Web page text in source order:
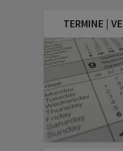
TERMINE |